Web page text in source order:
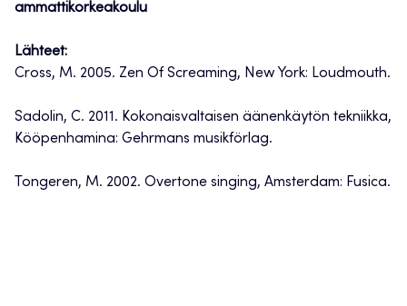
ammattikorkeakoulu
Lähteet:
Cross, M. 2005. Zen Of Screaming, New York: Loudmouth.
Sadolin, C. 2011. Kokonaisvaltaisen äänenkäytön tekniikka,
Kööpenhamina: Gehrmans musikförlag.
Tongeren, M. 2002. Overtone singing, Amsterdam: Fusica.